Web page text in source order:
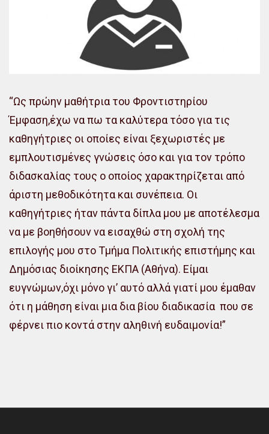
“Ως πρώην μαθήτρια του Φροντιστηρίου
Έμφαση,έχω να πω τα καλύτερα τόσο για τις
καθηγήτριες οι οποίες είναι ξεχωριστές με
εμπλουτισμένες γνώσεις όσο και για τον τρόπο
διδασκαλίας τους ο οποίος χαρακτηρίζεται από
άριστη μεθοδικότητα και συνέπεια. Οι
καθηγήτριες ήταν πάντα δίπλα μου με αποτέλεσμα
να με βοηθήσουν να εισαχθώ στη σχολή της
επιλογής μου στο Τμήμα Πολιτικής επιστήμης και
Δημόσιας διοίκησης ΕΚΠΑ (Αθήνα). Είμαι
ευγνώμων,όχι μόνο γι’ αυτό αλλά γιατί μου έμαθαν
ότι η μάθηση είναι μια δια βίου διαδικασία που σε
φέρνει πιο κοντά στην αληθινή ευδαιμονία!”